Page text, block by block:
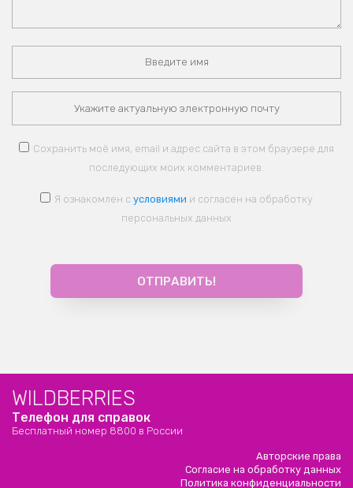
Сохранить моё имя, email и адрес сайта в этом браузере для
последующих моих комментариев.
Я ознакомлен с условиями и согласен на обработку
персональных данных
WILDBERRIES
Телефон для справок
Бесплатный номер 8800 в России
Авторские права
Согласие на обработку данных
Политика конфиденциальности